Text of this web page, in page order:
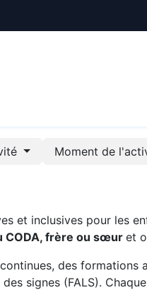
Moment de
et inclusives pour les
CODA, frère ou sœuret
des
signes (FALS).